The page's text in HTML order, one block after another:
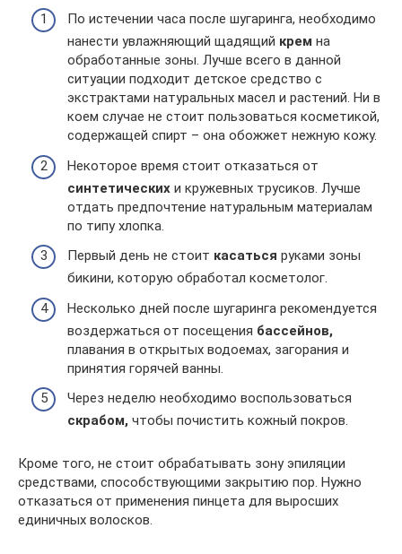
По истечении часа после шугаринга, необходимо
нанести увлажняющий щадящий крем на
обработанные зоны. Лучше всего в данной
ситуации подходит детское средство с
экстрактами натуральных масел и растений. Ни в
коем случае не стоит пользоваться косметикой,
содержащей спирт – она обожжет нежную кожу.
Некоторое время стоит отказаться от
синтетических и кружевных трусиков. Лучше
отдать предпочтение натуральным материалам
по типу хлопка.
Первый день не стоит касаться руками зоны
бикини, которую обработал косметолог.
Несколько дней после шугаринга рекомендуется
воздержаться от посещения бассейнов,
плавания в открытых водоемах, загорания и
принятия горячей ванны.
Через неделю необходимо воспользоваться
скрабом, чтобы почистить кожный покров.
Кроме того, не стоит обрабатывать зону эпиляции
средствами, способствующими закрытию пор. Нужно
отказаться от применения пинцета для выросших
единичных волосков.